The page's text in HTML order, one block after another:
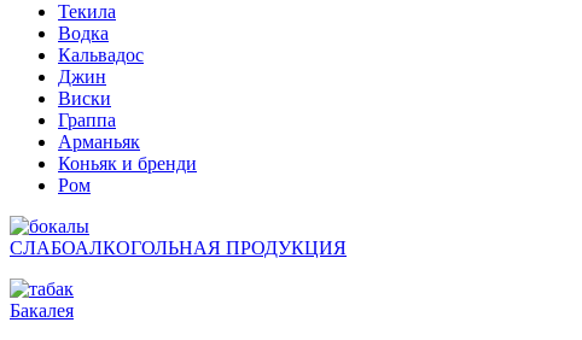
Текила
Водка
Кальвадос
Джин
Виски
Граппа
Арманьяк
Коньяк и бренди
Ром
СЛАБОАЛКОГОЛЬНАЯ ПРОДУКЦИЯ
Бакалея